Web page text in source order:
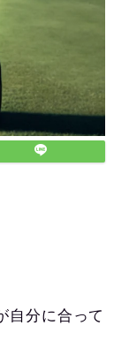
自分に合って